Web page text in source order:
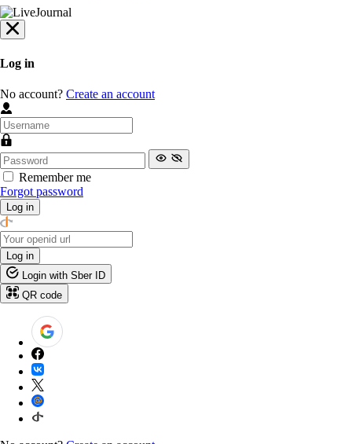
Log in
No account? Create an account
Remember me
Forgot password
Log in
Log in
Login with Sber ID
QR code